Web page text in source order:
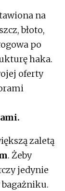
na
błoto,
po
haka.
oferty
zaletą
. Żeby
jedynie